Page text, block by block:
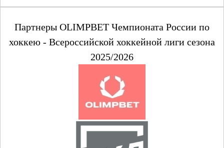
Партнеры OLIMPBET Чемпионата России по
хоккею - Всероссийской хоккейной лиги сезона
2025/2026